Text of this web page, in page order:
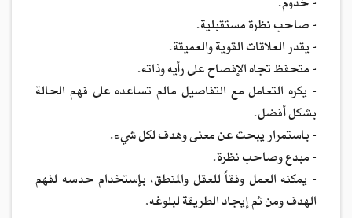
- صاحب نظرة مستقبلية.
- يقدر العلاقات القوية والعميقة.
- متحفظ تجاه الإفصاح على رأيه وذاته.
- يكره التعامل مع التفاصيل مالم تساعده على فهم الحالة
بشكل أفضل.
- باستمرار يبحث عن معنى وهدف لكل شيء.
- مبدع وصاحب نظرة.
- يمكنه العمل وفقاً للعقل والمنطق، بإستخدام حدسه لفهم
الهدف ومن ثم إيجاد الطريقة لبلوغه.